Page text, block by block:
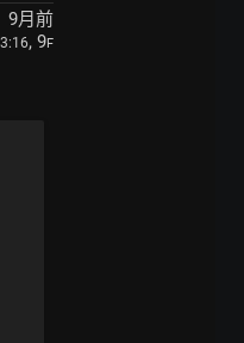
9月前
, 9F